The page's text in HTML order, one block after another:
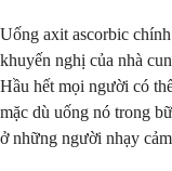
Uống axit ascorbic
khuyến nghị của nhà
Hầu hết mọi người có
mặc dù uống nó trong
ở những người nhạy